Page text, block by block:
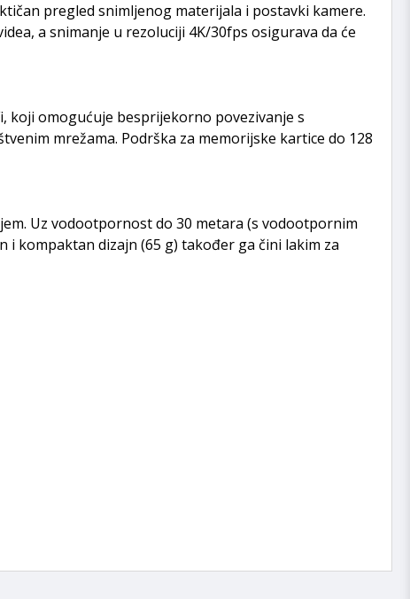
pregled snimljenog materijala i postavki kamere.
a snimanje u rezoluciji 4K/30fps osigurava da će
koji omogućuje besprijekorno povezivanje s
mrežama. Podrška za memorijske kartice do 128
Uz vodootpornost do 30 metara (s vodootpornim
kompaktan dizajn (65 g) također ga čini lakim za